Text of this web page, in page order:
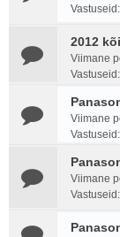
Vastuseid:
2012
Viimane
Vastuseid:
Viimane
Vastuseid:
Viimane
Vastuseid: